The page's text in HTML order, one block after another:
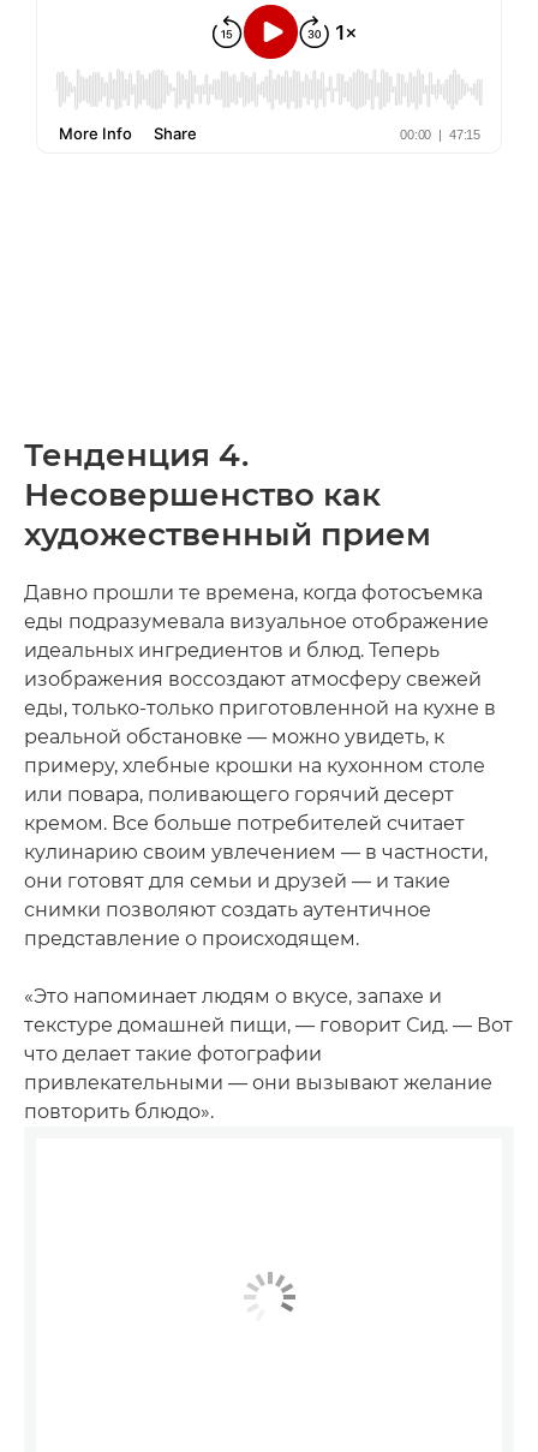
Тенденция 4.
Несовершенство как
художественный прием
Давно прошли те времена, когда фотосъемка
еды подразумевала визуальное отображение
идеальных ингредиентов и блюд. Теперь
изображения воссоздают атмосферу свежей
еды, только-только приготовленной на кухне в
реальной обстановке — можно увидеть, к
примеру, хлебные крошки на кухонном столе
или повара, поливающего горячий десерт
кремом. Все больше потребителей считает
кулинарию своим увлечением — в частности,
они готовят для семьи и друзей — и такие
снимки позволяют создать аутентичное
представление о происходящем.
«Это напоминает людям о вкусе, запахе и
текстуре домашней пищи, — говорит Сид. — Вот
что делает такие фотографии
привлекательными — они вызывают желание
повторить блюдо».